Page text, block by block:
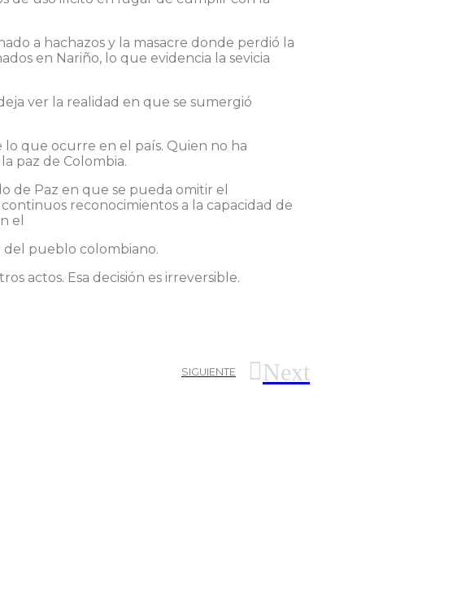
a hachazos y la masacre donde perdió la
en Nariño, lo que evidencia la sevicia
ver la realidad en que se sumergió
que ocurre en el país. Quien no ha
paz de Colombia.
de Paz en que se pueda omitir el
reconocimientos a la capacidad de
el
del pueblo colombiano.
actos. Esa decisión es irreversible.
SIGUIENTE Next